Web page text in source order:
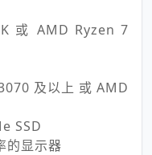
或 AMD Ryzen 7
及以上 或 AMD
SSD
的显示器